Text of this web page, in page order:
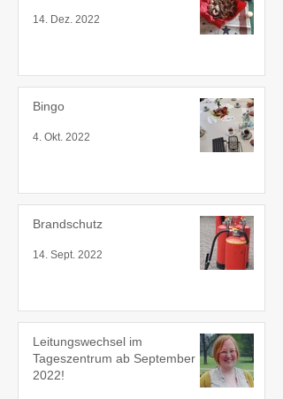
14. Dez. 2022
Bingo
4. Okt. 2022
Brandschutz
14. Sept. 2022
Leitungswechsel im
Tageszentrum ab September
2022!